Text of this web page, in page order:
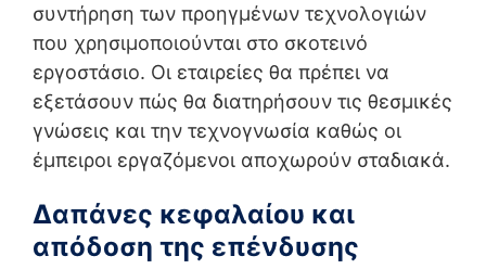
συντήρηση των προηγμένων τεχνολογιών
που χρησιμοποιούνται στο σκοτεινό
εργοστάσιο. Οι εταιρείες θα πρέπει να
εξετάσουν πώς θα διατηρήσουν τις θεσμικές
γνώσεις και την τεχνογνωσία καθώς οι
έμπειροι εργαζόμενοι αποχωρούν σταδιακά.
Δαπάνες κεφαλαίου και
απόδοση της επένδυσης